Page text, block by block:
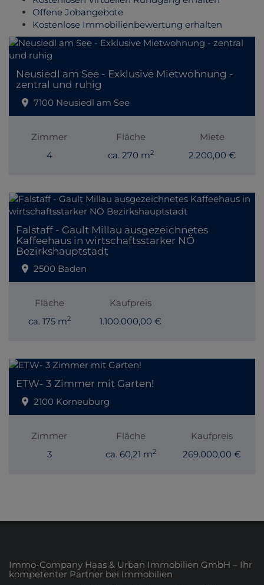
Offene Jobangebote
Kostenlose Immobilienbewertung erhalten
Neusiedl am See - Exklusive Mietwohnung -
zentral und ruhig
7100 Neusiedl am See
Zimmer
4
Fläche
ca. 270 m2
Miete
2.200,00 €
Falstaff - Gault Millau ausgezeichnetes
Kaffeehaus in wirtschaftsstarker NÖ
Bezirkshauptstadt
2500 Baden
Fläche
ca. 175 m2
Kaufpreis
1.100.000,00 €
ETW- 3 Zimmer mit Garten!
2100 Korneuburg
Zimmer
3
Fläche
ca. 60,21 m2
Kaufpreis
269.000,00 €
Immo-Company Haas & Urban Immobilien GmbH – Ihr
kompetenter Partner bei Immobilien